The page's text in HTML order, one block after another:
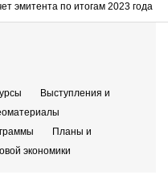
эмитента по итогам 2023 года
Выступления и
Планы и
экономики